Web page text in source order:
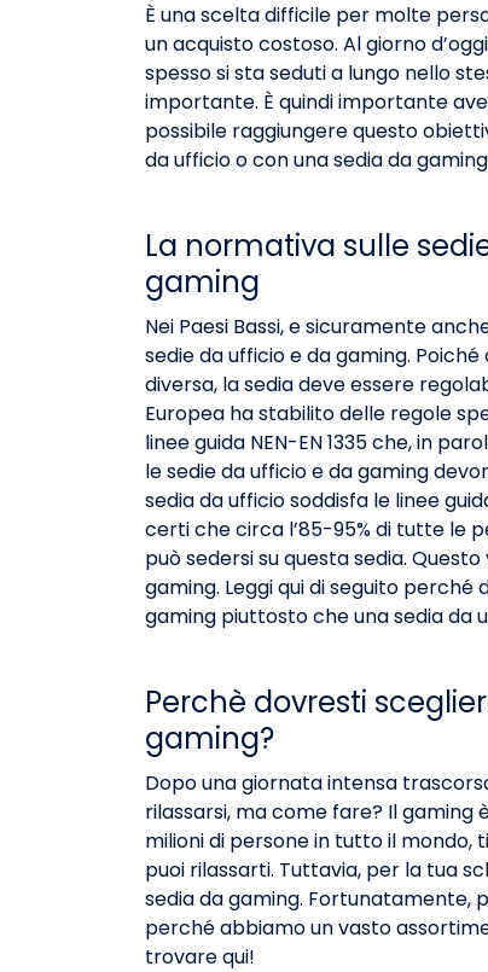
È una scelta difficile per molte
un acquisto costoso. Al giorno
spesso si sta seduti a lungo nello
importante. È quindi importante
possibile raggiungere questo
da ufficio o con una sedia da
La normativa sulle
gaming
Nei Paesi Bassi, e sicuramente
sedie da ufficio e da gaming.
diversa, la sedia deve essere
Europea ha stabilito delle regole
linee guida NEN-EN 1335 che, in
le sedie da ufficio e da gaming
sedia da ufficio soddisfa le linee
certi che circa l’85-95% di tutte le
può sedersi su questa sedia.
gaming. Leggi qui di seguito perché
gaming piuttosto che una sedia da
Perchè dovresti
gaming?
Dopo una giornata intensa
rilassarsi, ma come fare? Il
milioni di persone in tutto il
puoi rilassarti. Tuttavia, per la tua
sedia da gaming. Fortunatamente,
perché abbiamo un vasto
trovare qui!